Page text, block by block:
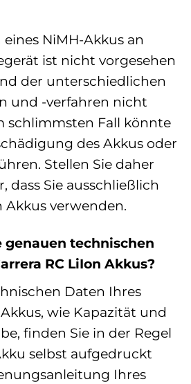
NiMH-Akkus an
ist nicht vorgesehen
der unterschiedlichen
und -verfahren nicht
schlimmsten Fall könnte
des Akkus oder
Stellen Sie daher
dass Sie ausschließlich
verwenden.
genauen technischen
RC LiIon Akkus?
Daten Ihres
wie Kapazität und
finden Sie in der Regel
selbst aufgedruckt
Ihres